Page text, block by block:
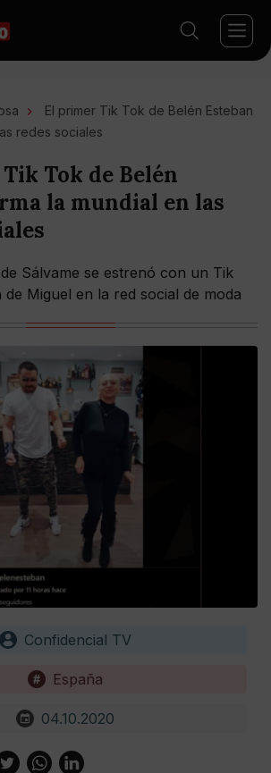
El primer Tik Tok de Belén Esteban
redes sociales
Tok de Belén
la mundial en las
Sálvame se estrenó con un Tik
de Miguel en la red social de moda
Confidencial TV
España
04.10.2020